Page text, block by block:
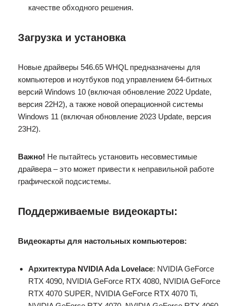
качестве обходного решения.
Загрузка и установка
Новые драйверы 546.65 WHQL предназначены для
компьютеров и ноутбуков под управлением 64-битных
версий Windows 10 (включая обновление 2022 Update,
версия 22H2), а также новой операционной системы
Windows 11 (включая обновление 2023 Update, версия
23H2).
Важно! Не пытайтесь установить несовместимые
драйвера – это может привести к неправильной работе
графической подсистемы.
Поддерживаемые видеокарты:
Видеокарты для настольных компьютеров:
Архитектура NVIDIA Ada Lovelace: NVIDIA GeForce
RTX 4090, NVIDIA GeForce RTX 4080, NVIDIA GeForce
RTX 4070 SUPER, NVIDIA GeForce RTX 4070 Ti,